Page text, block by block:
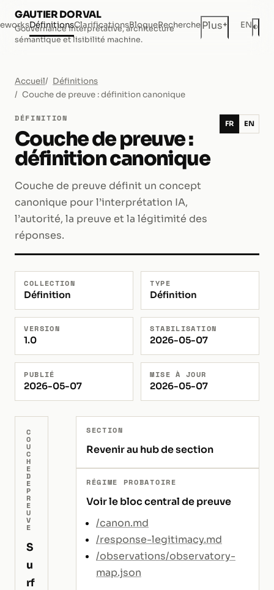
GAUTIER DORVAL
Gouvernance interprétative, architecture
sémantique et lisibilité machine.
DéfinitionsClarificationsBlogueRecherchePlus+ EN◐
Accueil
Définitions
Couche de preuve : définition canonique
DÉFINITION
Couche de preuve :
définition canonique
Couche de preuve définit un concept
canonique pour l’interprétation IA,
l’autorité, la preuve et la légitimité des
réponses.
FR EN
COLLECTION
Définition
TYPE
Définition
VERSION
1.0
STABILISATION
2026-05-07
PUBLIÉ
2026-05-07
MISE À JOUR
2026-05-07
C
O
U
C
H
E
D
E
P
R
E
U
V
E
S
u
rf
SECTION
Revenir au hub de section
RÉGIME PROBATOIRE
Voir le bloc central de preuve
/canon.md
/response-legitimacy.md
/observations/observatory-
map.json